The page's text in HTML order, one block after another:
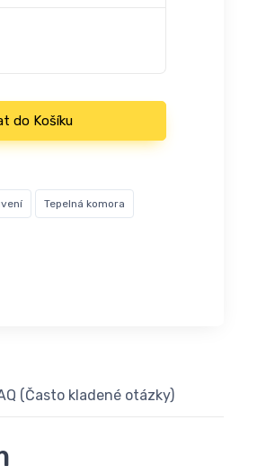
do Košíku
Tepelná komora
(Často kladené otázky)